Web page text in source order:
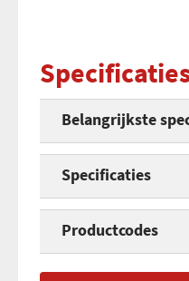
Belangrijkste
Specificaties
Capaciteit
Productcodes
EAN